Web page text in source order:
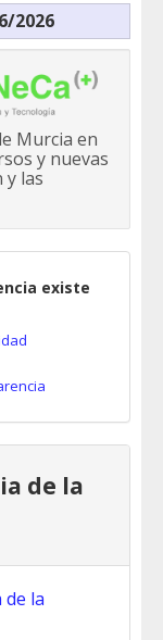
2026
Murcia en
y nuevas
y las
existe
de la
la